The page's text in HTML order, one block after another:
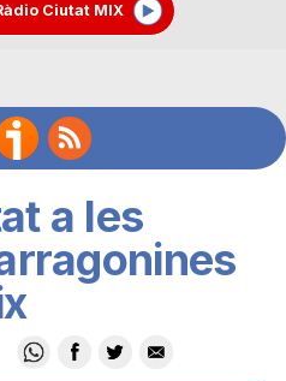
Ciutat MIX
a les